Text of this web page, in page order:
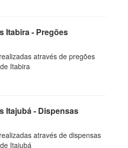
Itabira - Pregões
através de pregões
Itabira
Itajubá - Dispensas
através de dispensas
Itajubá